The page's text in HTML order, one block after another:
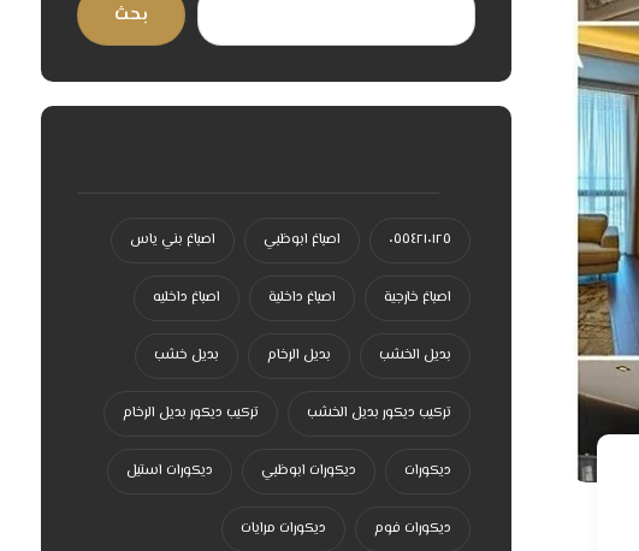
بحث
٠٥٥٤٢١٠١٢٥ اصباغ ابوظبي اصباغ بني ياس
اصباغ خارجية اصباغ داخلية اصباغ داخليه
بديل الخشب بديل الرخام بديل خشب
تركيب ديكور بديل الخشب تركيب ديكور بديل الرخام
ديكورات ديكورات ابوظبي ديكورات استيل
ديكورات فوم ديكورات مرايات